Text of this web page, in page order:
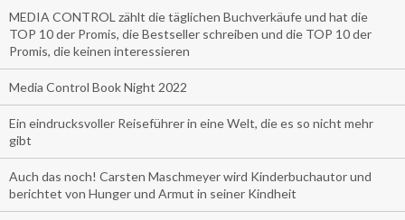
MEDIA CONTROL zählt die täglichen Buchverkäufe und hat die
TOP 10 der Promis, die Bestseller schreiben und die TOP 10 der
Promis, die keinen interessieren
Media Control Book Night 2022
Ein eindrucksvoller Reiseführer in eine Welt, die es so nicht mehr
gibt
Auch das noch! Carsten Maschmeyer wird Kinderbuchautor und
berichtet von Hunger und Armut in seiner Kindheit